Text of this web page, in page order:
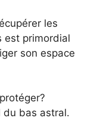
les
est primordial
son espace
bas astral.